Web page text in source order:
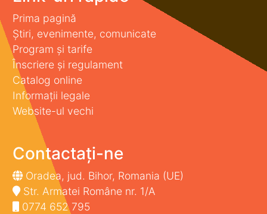
Prima pagină
Știri, evenimente, comunicate
Program și tarife
Înscriere și regulament
Catalog online
Informații legale
Website-ul vechi
Contactați-ne
Oradea, jud. Bihor, Romania (UE)
Str. Armatei Române nr. 1/A
0774 652 795